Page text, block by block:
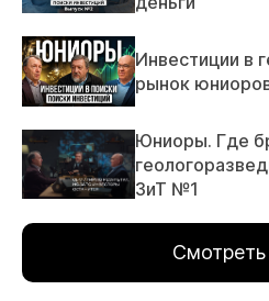
Инвестиции в
рынок
Юниоры. Где
ЗиТ №1
Смотреть